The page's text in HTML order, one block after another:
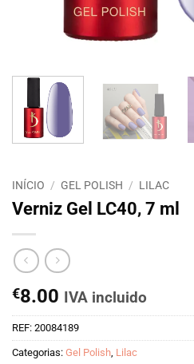
INÍCIO / GEL POLISH / LILAC
Verniz Gel LC40, 7 ml
€8.00 IVA incluido
REF: 20084189
Categorias: Gel Polish Lilac